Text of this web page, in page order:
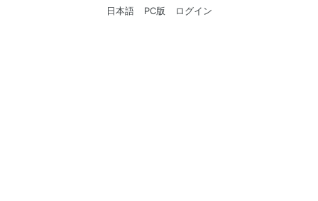
日本語 PC版 ログイン